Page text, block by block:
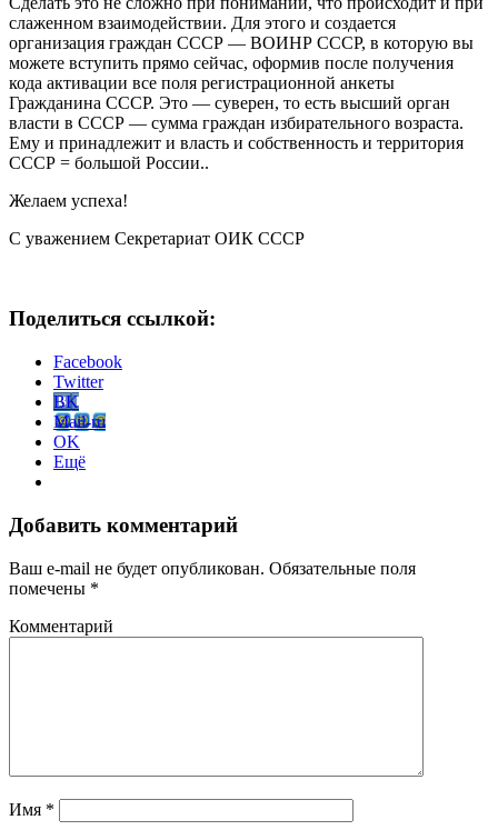
слаженном взаимодействии. Для этого и создается
организация граждан СССР — ВОИНР СССР, в которую вы
можете вступить прямо сейчас, оформив после получения
кода активации все поля регистрационной анкеты
Гражданина СССР. Это — суверен, то есть высший орган
власти в СССР — сумма граждан избирательного возраста.
Ему и принадлежит и власть и собственность и территория
СССР = большой России..
Желаем успеха!
С уважением Секретариат ОИК СССР
Поделиться ссылкой:
Facebook
Twitter
BK
Mail-ru
OK
Ещё
Добавить комментарий
Ваш e-mail не будет опубликован. Обязательные поля
помечены *
Комментарий
Имя *